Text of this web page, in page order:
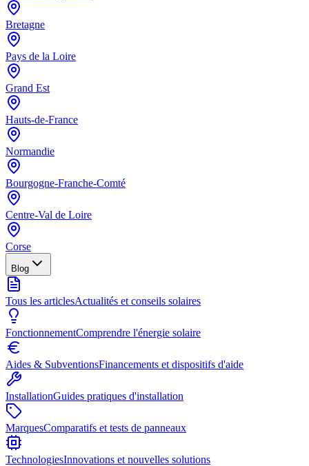
Bretagne
Pays de la Loire
Grand Est
Hauts-de-France
Normandie
Bourgogne-Franche-Comté
Centre-Val de Loire
Corse
Blog
Tous les articlesActualités et conseils solaires
FonctionnementComprendre l'énergie solaire
Aides & SubventionsFinancements et dispositifs d'aide
InstallationGuides pratiques d'installation
MarquesComparatifs et tests de panneaux
TechnologiesInnovations et nouvelles solutions